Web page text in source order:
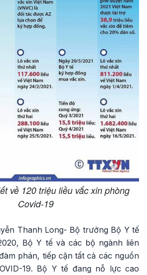
về 120 triệu liều vắc xin phòng
Covid-19
Thanh Long- Bộ trưởng Bộ Y tế
Bộ Y tế và các bộ ngành liên
phán, tiếp cận tất cả các nguồn
19. Bộ Y tế đang nỗ lực cao